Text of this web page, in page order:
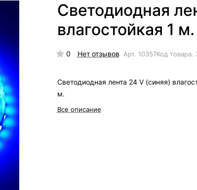
Светодиодная
влагостойкая 1 м.
0 Нет отзывов Арт. 10357Код товара.
Светодиодная лента 24 V (синяя)
м.
Все описание